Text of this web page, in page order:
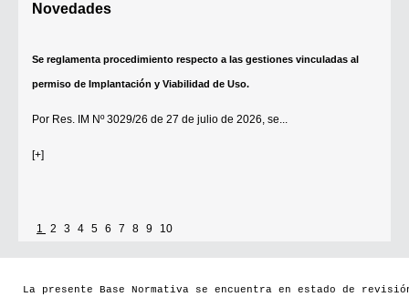
Novedades
Se reglamenta procedimiento respecto a las gestiones vinculadas al
permiso de Implantación y Viabilidad de Uso.
Por Res. IM Nº 3029/26 de 27 de julio de 2026, se...
[+]
1 2 3 4 5 6 7 8 9 10
La presente Base Normativa se encuentra en estado de